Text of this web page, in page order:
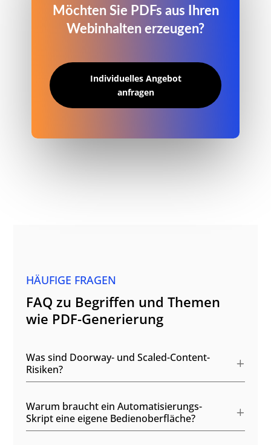
Möchten Sie PDFs aus Ihren
Webinhalten erzeugen?
Individuelles Angebot
anfragen
HÄUFIGE FRAGEN
FAQ zu Begriffen und Themen
wie PDF-Generierung
Was sind Doorway- und Scaled-Content-
Risiken?
Warum braucht ein Automatisierungs-
Skript eine eigene Bedienoberfläche?